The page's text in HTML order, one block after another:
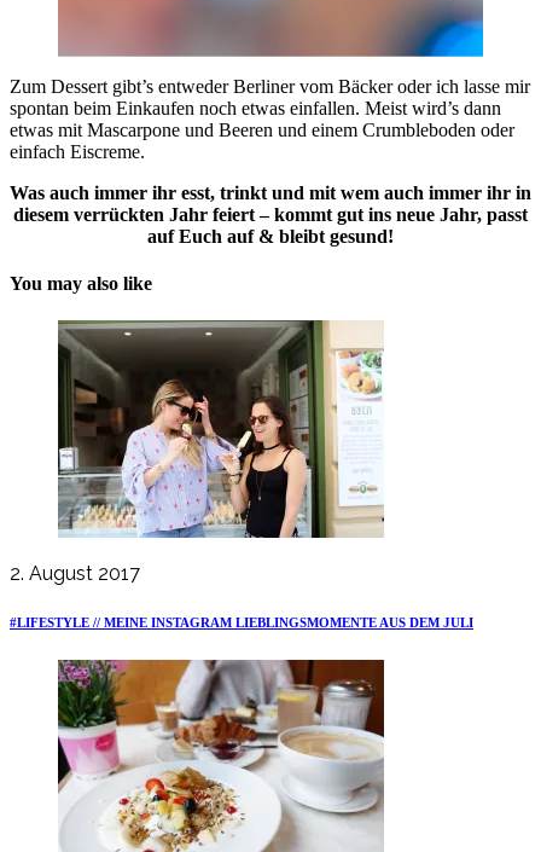
Zum Dessert gibt’s entweder Berliner vom Bäcker oder ich lasse mir
spontan beim Einkaufen noch etwas einfallen. Meist wird’s dann
etwas mit Mascarpone und Beeren und einem Crumbleboden oder
einfach Eiscreme.
Was auch immer ihr esst, trinkt und mit wem auch immer ihr in
diesem verrückten Jahr feiert – kommt gut ins neue Jahr, passt
auf Euch auf & bleibt gesund!
You may also like
2. August 2017
#LIFESTYLE // MEINE INSTAGRAM LIEBLINGSMOMENTE AUS DEM JULI